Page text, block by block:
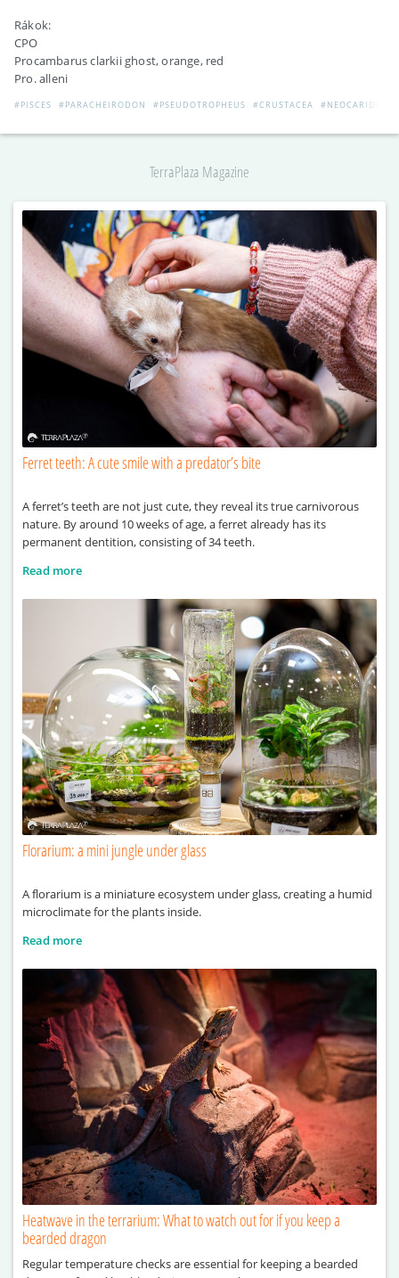
Rákok:
CPO
Procambarus clarkii ghost, orange, red
Pro. alleni
#PISCES #PARACHEIRODON #PSEUDOTROPHEUS #CRUSTACEA #NEOCARIDINA
TerraPlaza Magazine
Ferret teeth: A cute smile with a predator’s bite
A ferret’s teeth are not just cute, they reveal its true carnivorous
nature. By around 10 weeks of age, a ferret already has its
permanent dentition, consisting of 34 teeth.
Read more
Florarium: a mini jungle under glass
A florarium is a miniature ecosystem under glass, creating a humid
microclimate for the plants inside.
Read more
Heatwave in the terrarium: What to watch out for if you keep a
bearded dragon
Regular temperature checks are essential for keeping a bearded